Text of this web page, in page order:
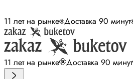
11 лет на рынке Доставка 90 минут
11 лет на рынке Доставка 90 минут